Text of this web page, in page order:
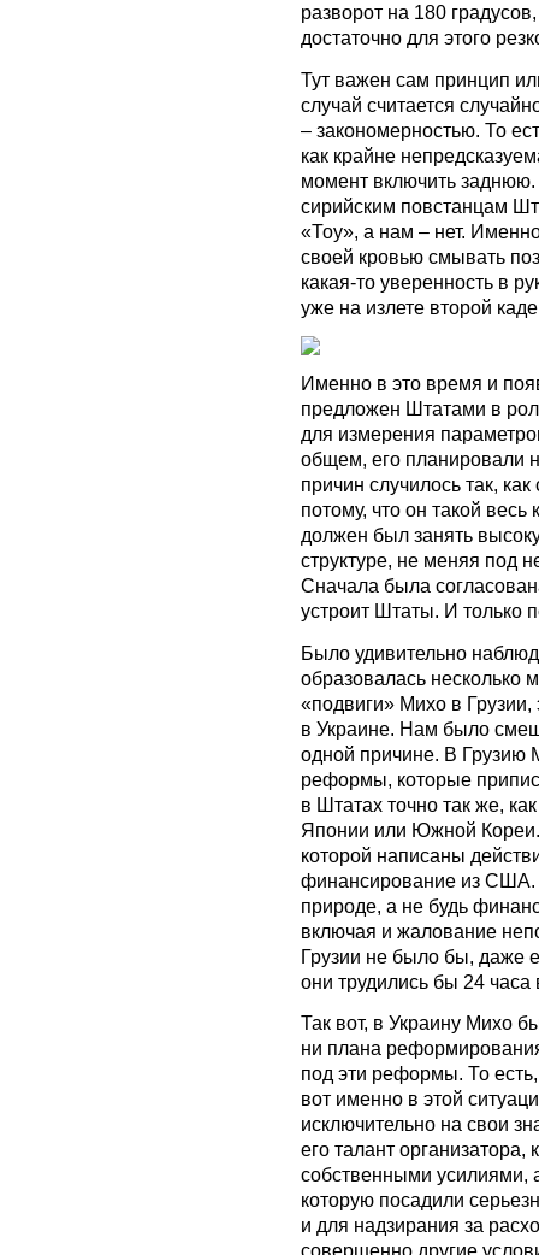
разворот на 180
достаточно для этого
Тут важен сам принцип
случай считается
– закономерностью. То
как крайне
момент включить
сирийским повстанцам
«Тоу», а нам – нет.
своей кровью смывать
какая-то уверенность в
уже на излете второй
Именно в это время и
предложен Штатами в
для измерения
общем, его планировали
причин случилось так,
потому, что он такой
должен был занять
структуре, не меняя под
Сначала была
устроит Штаты. И только
Было удивительно
образовалась несколько
«подвиги» Михо в Грузии,
в Украине. Нам было
одной причине. В Грузию
реформы, которые
в Штатах точно так же,
Японии или Южной Кореи.
которой написаны
финансирование из США.
природе, а не будь
включая и жалование
Грузии не было бы, даже
они трудились бы 24 часа
Так вот, в Украину Михо
ни плана
под эти реформы. То
вот именно в этой
исключительно на свои
его талант организатора,
собственными усилиями,
которую посадили
и для надзирания за
совершенно другие